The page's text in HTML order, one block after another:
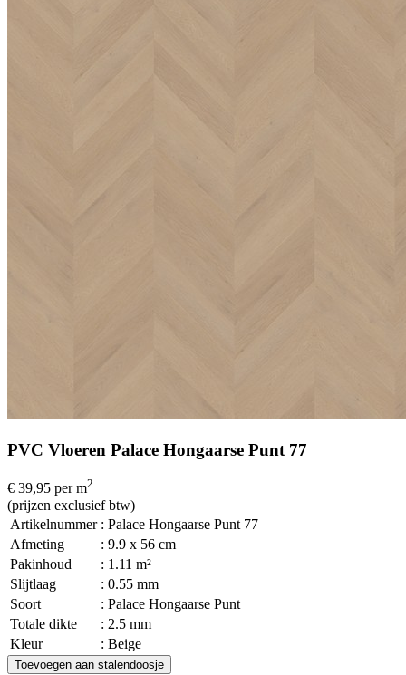
PVC Vloeren Palace Hongaarse Punt 77
€ 39,95 per m2
(prijzen exclusief btw)
Artikelnummer : Palace Hongaarse Punt 77
Afmeting
: 9.9 x 56 cm
Pakinhoud
: 1.11 m²
Slijtlaag
: 0.55 mm
Soort
: Palace Hongaarse Punt
Totale dikte
: 2.5 mm
Kleur
: Beige
Toevoegen aan stalendoosje